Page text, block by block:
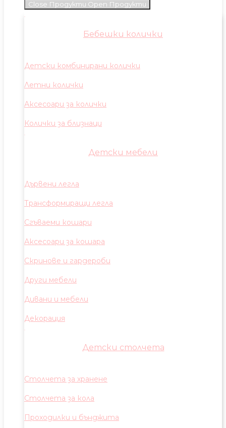
Close Продукти Open Продукти
Бебешки колички
Детски комбинирани колички
Летни колички
Аксесоари за колички
Колички за близнаци
Детски мебели
Дървени легла
Трансформиращи легла
Сгъваеми кошари
Аксесоари за кошара
Скринове и гардероби
Други мебели
Дивани и мебели
Декорация
Детски столчета
Столчета за хранене
Столчета за кола
Проходилки и бънджита